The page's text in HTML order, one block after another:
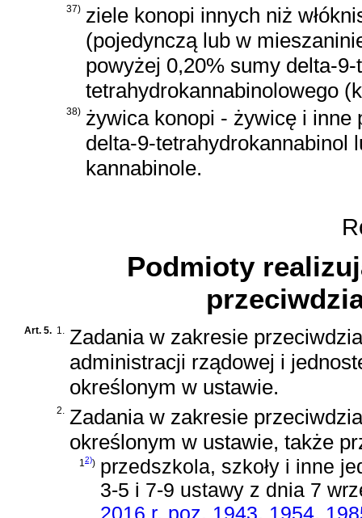
37) ziele konopi innych niż
(pojedynczą lub w
powyżej 0,20% sumy delta-
tetrahydrokannabinolowego
38) żywica konopi - żywicę i inne
delta-9-tetrahydrokannabinol
kannabinole.
Podmioty
Art. 5. 1.
Zadania w zakresie
administracji rządowej i
określonym w ustawie.
2.
Zadania w zakresie
określonym w ustawie, także
1 2)) przedszkola, szkoły i inne
3-5 i 7-9 ustawy z dnia 7
2016 r. poz. 1943, 1954,